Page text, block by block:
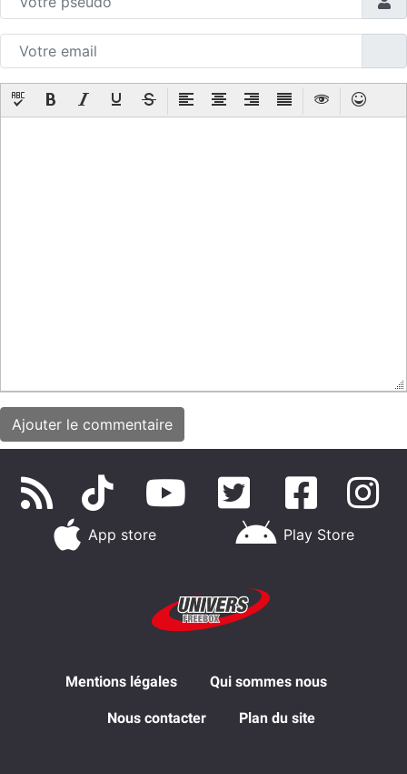
App store Play Store
Mentions légales Qui sommes nous
Nous contacter Plan du site